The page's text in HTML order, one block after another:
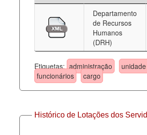
Administração
Legislação
Agenda
Perguntas frequentes
Contato
Departamento
de Recursos
Humanos
(DRH)
Etiquetas: administração
funcionários
cargo
Histórico de Lotações dos